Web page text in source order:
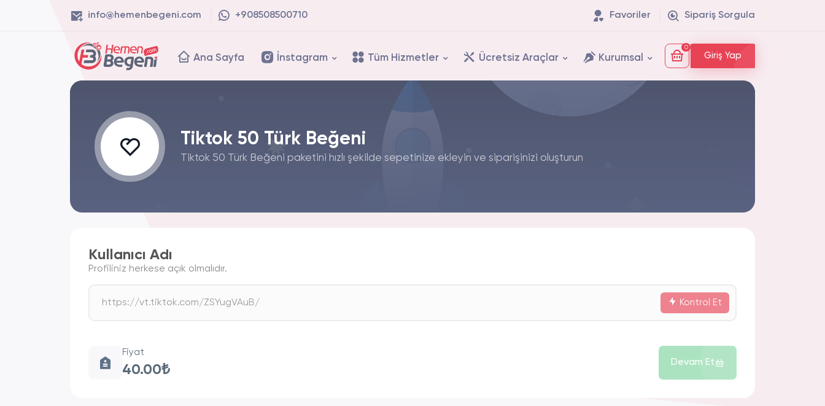
info@hemenbegeni.com +908508500710 Favoriler Sipariş Sorgula
Ana Sayfa İnstagram Tüm Hizmetler Ücretsiz Araçlar Kurumsal
0
Giriş Yap
Tiktok 50 Türk Beğeni
Tiktok 50 Türk Beğeni paketini hızlı şekilde sepetinize ekleyin ve siparişinizi oluşturun
Kullanıcı Adı
Profiliniz herkese açık olmalıdır.
Kontrol Et
Fiyat
40.00₺ Devam Et